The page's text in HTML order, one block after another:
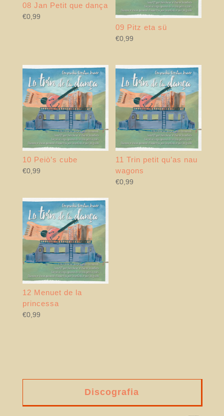
08 Jan Petit que dança
€0,99
09 Pitz eta sü
€0,99
10 Peiò’s cube
€0,99
11 Trin petit qu’as nau
wagons
€0,99
12 Menuet de la
princessa
€0,99
Discografia